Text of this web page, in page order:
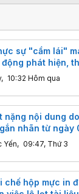
sự "cầm lái"
động phát hiện,
chặn mục tiêu
, 10:32 Hôm qua
nặng nội dung
nhãn từ
Yến, 09:47, Thứ 3
chế hộp mực in